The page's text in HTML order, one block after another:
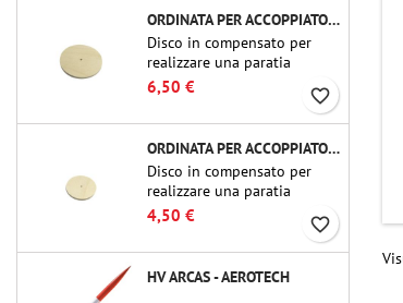
ORDINATA PER ACCOPPIATORE CBP-3.0 - PUBLIC MISSILES LTD.
Disco in compensato per
realizzare una paratia
(ordinata) in accoppiatori
per tubi Public Missiles Ltd.
da 54 mm (PT-2.1 o QT-2.1)
6,50 € favorite_border
ORDINATA PER ACCOPPIATORE CBP-2.1 - PUBLIC MISSILES LTD.
Disco in compensato per
realizzare una paratia
(ordinata) in accoppiatori
per tubi Public Missiles Ltd.
da 54 mm (PT-2.1 o QT-2.1)
4,50 € favorite_border
HV ARCAS - AEROTECH